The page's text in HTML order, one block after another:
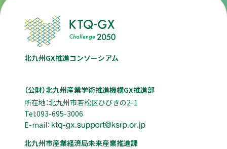
北九州GX推進コンソーシアム
（公財）北九州産業学術推進機構GX推進部
所在地：北九州市若松区ひびきの2-1
Tel:093-695-3006
E-mail：
北九州市産業経済局未来産業推進課